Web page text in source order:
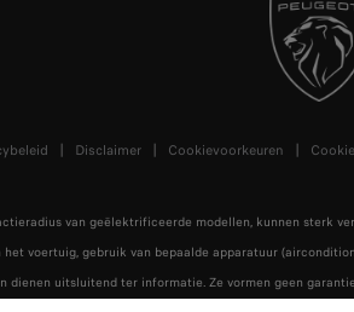
Disclaimer Cookievoorkeuren
van geëlektrificeerde modellen, kunnen
voertuig, gebruik van bepaalde apparatuur
uitsluitend ter informatie. Ze vormen geen